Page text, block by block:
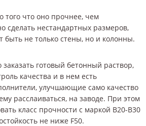
что оно прочнее, чем
сделать нестандартных размеров,
быть не только стены, но и колонны.
готовый бетонный раствор,
качества и в нем есть
улучшающие само качество
расслаиваться, на заводе. При этом
класс прочности с маркой В20-В30
не ниже F50.